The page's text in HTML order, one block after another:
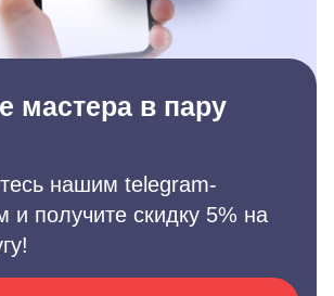
мастера в пару
нашим telegram-
и получите скидку 5% на